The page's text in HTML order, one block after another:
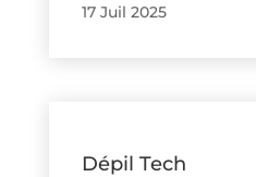
17 Juil 2025
Dépil Tech